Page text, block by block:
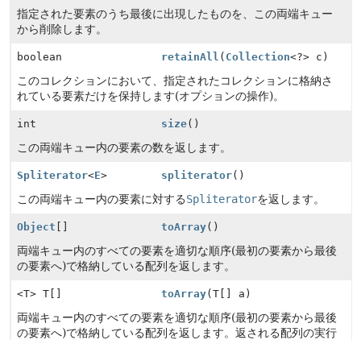
指定された要素のうち最後に出現したものを、この両端キュー
から削除します。
boolean retainAll ( Collection<?> c)
このコレクションにおいて、指定されたコレクションに格納さ
れている要素だけを保持します(オプションの操作)。
int size()
この両端キュー内の要素の数を返します。
Spliterator<E> spliterator()
この両端キュー内の要素に対するSpliteratorを返します。
Object toArray()
両端キュー内のすべての要素を適切な順序(最初の要素から最後
の要素へ)で格納している配列を返します。
<T> T[] toArray(T[] a)
両端キュー内のすべての要素を適切な順序(最初の要素から最後
の要素へ)で格納している配列を返します。返される配列の実行